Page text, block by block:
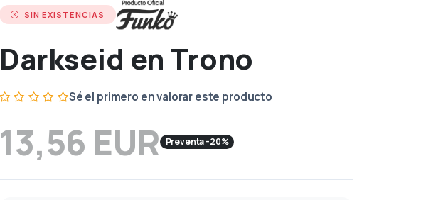
SIN EXISTENCIAS
Darkseid en Trono
Sé el primero en valorar este producto
13,56 EUR Preventa -20%